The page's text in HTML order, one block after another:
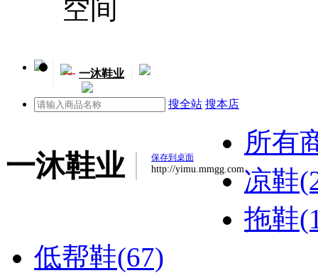
一 一沐鞋业
搜全站 搜本店
一沐鞋业 保存到桌面
http://yimu.mmgg.com
所有
凉鞋
拖鞋
低帮鞋(67)